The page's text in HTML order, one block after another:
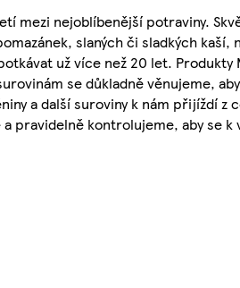
mezi nejoblíbenější potraviny.
slaných či sladkých kaší,
už více než 20 let. Produkty
se důkladně věnujeme,
a další suroviny k nám přijíždí z
pravidelně kontrolujeme, aby se k